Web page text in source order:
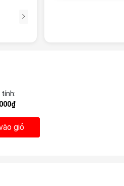
tính:
giỏ